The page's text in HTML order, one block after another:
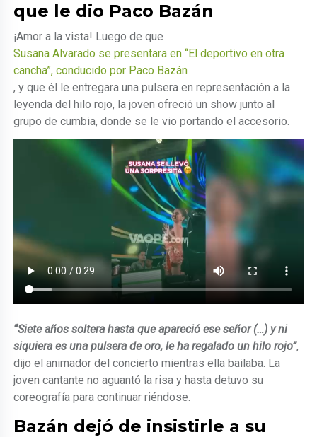
que le dio Paco Bazán
¡Amor a la vista! Luego de que
Susana Alvarado se presentara en “El deportivo en otra
cancha”, conducido por Paco Bazán
, y que él le entregara una pulsera en representación a la
leyenda del hilo rojo, la joven ofreció un show junto al
grupo de cumbia, donde se le vio portando el accesorio.
“Siete años soltera hasta que apareció ese señor (…) y ni
siquiera es una pulsera de oro, le ha regalado un hilo rojo”,
dijo el animador del concierto mientras ella bailaba. La
joven cantante no aguantó la risa y hasta detuvo su
coreografía para continuar riéndose.
Bazán dejó de insistirle a su